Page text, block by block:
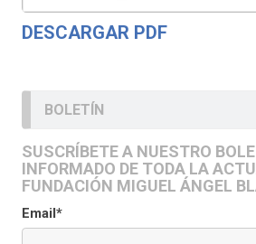
DESCARGAR PDF
BOLETÍN
SUSCRÍBETE A NUESTRO
INFORMADO DE TODA LA
FUNDACIÓN MIGUEL ÁNGEL
Email*